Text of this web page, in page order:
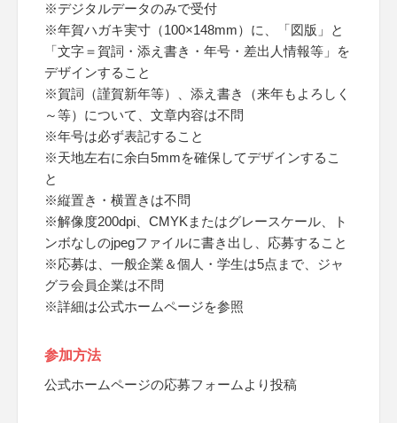
※デジタルデータのみで受付
※年賀ハガキ実寸（100×148mm）に、「図版」と
「文字＝賀詞・添え書き・年号・差出人情報等」を
デザインすること
※賀詞（謹賀新年等）、添え書き（来年もよろしく
～等）について、文章内容は不問
※年号は必ず表記すること
※天地左右に余白5mmを確保してデザインするこ
と
※縦置き・横置きは不問
※解像度200dpi、CMYKまたはグレースケール、ト
ンボなしのjpegファイルに書き出し、応募すること
※応募は、一般企業＆個人・学生は5点まで、ジャ
グラ会員企業は不問
※詳細は公式ホームページを参照
参加方法
公式ホームページの応募フォームより投稿